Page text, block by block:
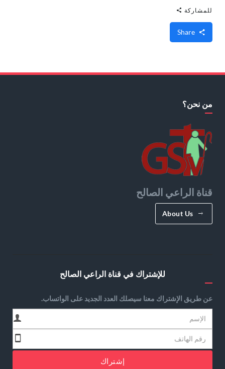
للمشاركة
من نحن؟
قناة الراعي الصالح
About Us
للإشتراك في قناة الراعي الصالح
عن طريق الإشتراك معنا سيصلك العدد الجديد على الواتساب.
إشتراك